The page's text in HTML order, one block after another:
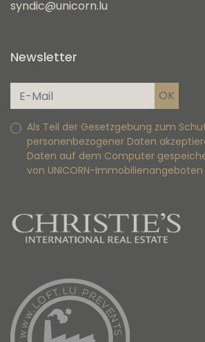
syndic@unicorn.lu
Newsletter
Als Teil der Gesetzgebung zum
personenbezogener Daten
Daten auf dem Computer
von UNICORN-